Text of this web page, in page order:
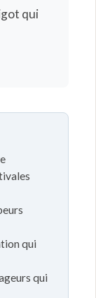
qui
qui
qui